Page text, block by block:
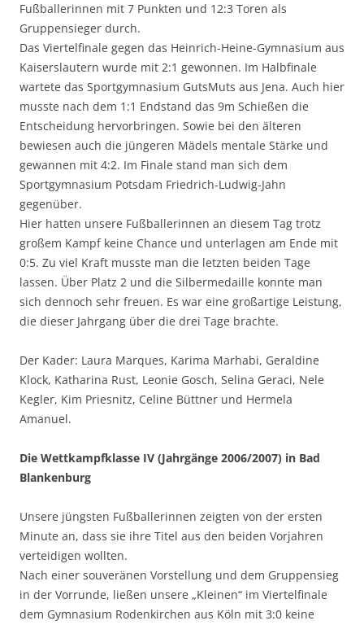
Fußballerinnen mit 7 Punkten und 12:3 Toren als
Gruppensieger durch.
Das Viertelfinale gegen das Heinrich-Heine-Gymnasium aus
Kaiserslautern wurde mit 2:1 gewonnen. Im Halbfinale
wartete das Sportgymnasium GutsMuts aus Jena. Auch hier
musste nach dem 1:1 Endstand das 9m Schießen die
Entscheidung hervorbringen. Sowie bei den älteren
bewiesen auch die jüngeren Mädels mentale Stärke und
gewannen mit 4:2. Im Finale stand man sich dem
Sportgymnasium Potsdam Friedrich-Ludwig-Jahn
gegenüber.
Hier hatten unsere Fußballerinnen an diesem Tag trotz
großem Kampf keine Chance und unterlagen am Ende mit
0:5. Zu viel Kraft musste man die letzten beiden Tage
lassen. Über Platz 2 und die Silbermedaille konnte man
sich dennoch sehr freuen. Es war eine großartige Leistung,
die dieser Jahrgang über die drei Tage brachte.
Der Kader: Laura Marques, Karima Marhabi, Geraldine
Klock, Katharina Rust, Leonie Gosch, Selina Geraci, Nele
Kegler, Kim Priesnitz, Celine Büttner und Hermela
Amanuel.
Die Wettkampfklasse IV (Jahrgänge 2006/2007) in Bad
Blankenburg
Unsere jüngsten Fußballerinnen zeigten von der ersten
Minute an, dass sie ihre Titel aus den beiden Vorjahren
verteidigen wollten.
Nach einer souveränen Vorstellung und dem Gruppensieg
in der Vorrunde, ließen unsere „Kleinen“ im Viertelfinale
dem Gymnasium Rodenkirchen aus Köln mit 3:0 keine